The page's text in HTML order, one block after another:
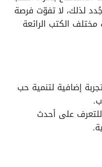
لذلك، لا تفوّت فرصة
الكتب الرائعة
إضافية لتنمية حب
على أحدث